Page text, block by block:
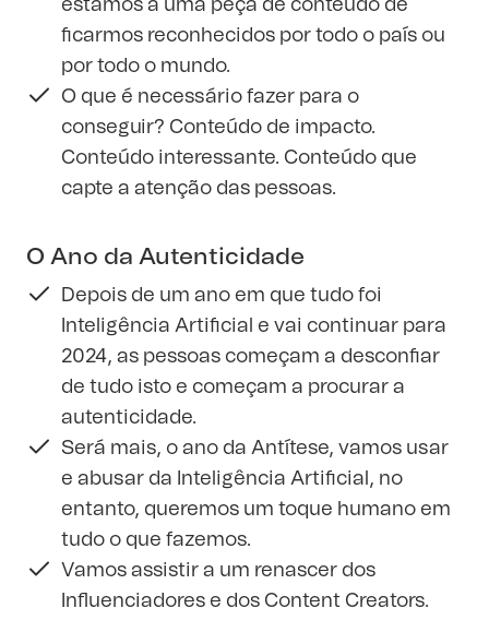
estamos a uma peça de conteúdo de
ficarmos reconhecidos por todo o país ou
por todo o mundo.
O que é necessário fazer para o
conseguir? Conteúdo de impacto.
Conteúdo interessante. Conteúdo que
capte a atenção das pessoas.
O Ano da Autenticidade
Depois de um ano em que tudo foi
Inteligência Artificial e vai continuar para
2024, as pessoas começam a desconfiar
de tudo isto e começam a procurar a
autenticidade.
Será mais, o ano da Antítese, vamos usar
e abusar da Inteligência Artificial, no
entanto, queremos um toque humano em
tudo o que fazemos.
Vamos assistir a um renascer dos
Influenciadores e dos Content Creators.